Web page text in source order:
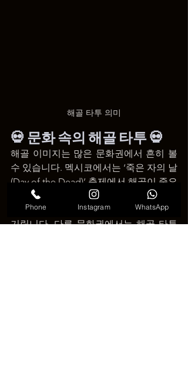
해골 타투 의미
💀 문화 속의 해골 타투 💀
해골 이미지는 많은 문화권에서 흔히 볼
수 있습니다. 멕시코에서는 ‘죽은 자의 날
(Day of the Dead)’ 축제에서 해골이 중요
한 역할을 합니다. 이 해골들은 화려한 색
으로 장식되어 돌아가신 가족과 친구를
기립니다. 다른 문화권에서는 해골 타투
Phone Instagram WhatsApp